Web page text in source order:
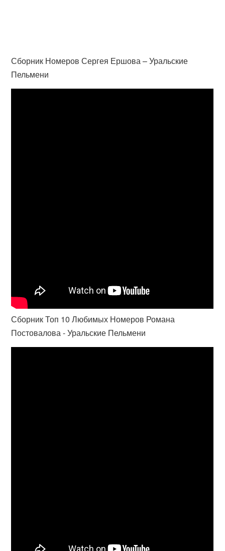
Сборник Номеров Сергея Ершова – Уральские
Пельмени
Сборник Топ 10 Любимых Номеров Романа
Постовалова - Уральские Пельмени